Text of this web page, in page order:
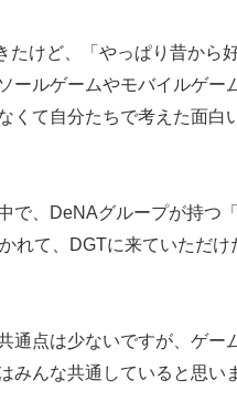
けど、「やっぱり昔から
ールゲームやモバイルゲー
くて自分たちで考えた面白
で、DeNAグループが持つ
れて、DGTに来ていただけ
通点は少ないですが、ゲー
んな共通していると思い